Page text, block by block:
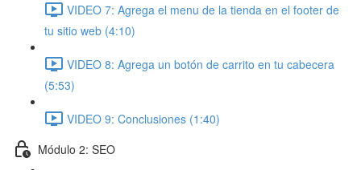
VIDEO 7: Agrega el menu de la tienda en el footer de
tu sitio web (4:10)
VIDEO 8: Agrega un botón de carrito en tu cabecera
(5:53)
VIDEO 9: Conclusiones (1:40)
Módulo 2: SEO